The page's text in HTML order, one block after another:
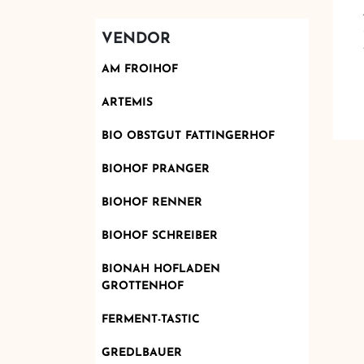
VENDOR
AM FROIHOF
ARTEMIS
BIO OBSTGUT FATTINGERHOF
BIOHOF PRANGER
BIOHOF RENNER
BIOHOF SCHREIBER
BIONAH HOFLADEN
GROTTENHOF
FERMENT-TASTIC
GREDLBAUER